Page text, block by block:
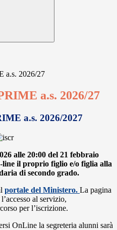
a.s. 2026/27
a.s. 2026/27
a.s. 2026/2027
alle 20:00 del 21 febbraio
line il proprio figlio e/o figlia alla
di secondo grado.
portale del Ministero. La pagina
al servizio,
per l’iscrizione.
OnLine la segreteria alunni sarà